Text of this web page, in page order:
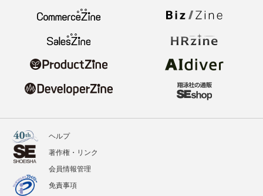
ヘルプ
著作権・リンク
会員情報管理
免責事項